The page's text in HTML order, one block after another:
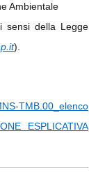
Ambientale
sensi della Legge
).
TMB.00_elenco
ESPLICATIVA